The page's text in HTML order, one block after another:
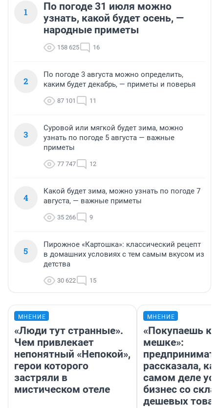
1
По погоде 31 июля можно
узнать, какой будет осень, —
народные приметы
158 625 16
2
По погоде 3 августа можно определить,
каким будет декабрь, — приметы и поверья
87 101 11
3
Суровой или мягкой будет зима, можно
узнать по погоде 5 августа — важные
приметы
77 747 12
4
Какой будет зима, можно узнать по погоде 7
августа, — важные приметы
35 266 9
5
Пирожное «Картошка»: классический рецепт
в домашних условиях с тем самым вкусом из
детства
30 622 15
МНЕНИЕ
«Люди тут странные».
Чем привлекает
непонятный «Непокой»,
герои которого
застряли в
мистическом отеле
МНЕНИЕ
«Покупаешь
мешке»:
рассказала,
самом деле
бизнес со
дешевых